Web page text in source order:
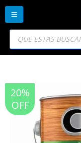
Búsqueda
productos
20%
OFF